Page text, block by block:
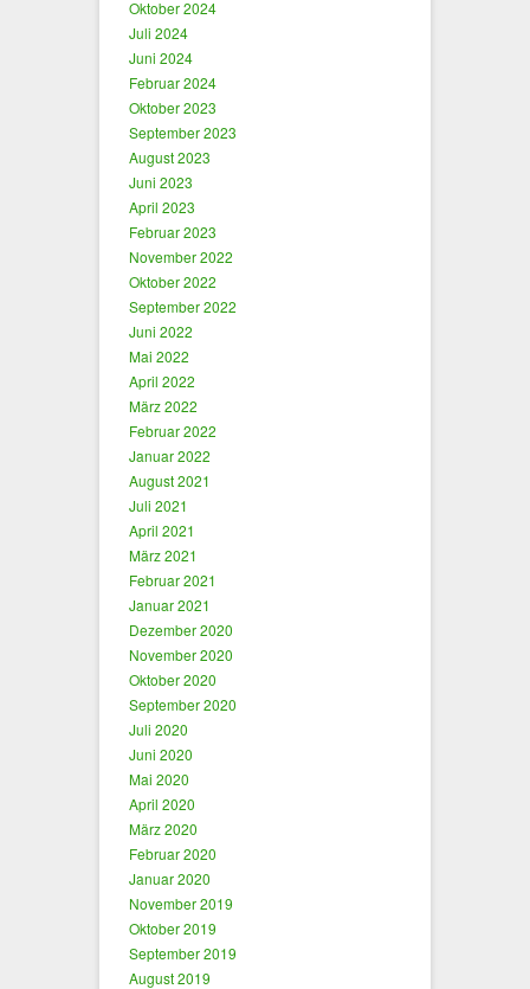
Oktober 2024
Juli 2024
Juni 2024
Februar 2024
Oktober 2023
September 2023
August 2023
Juni 2023
April 2023
Februar 2023
November 2022
Oktober 2022
September 2022
Juni 2022
Mai 2022
April 2022
März 2022
Februar 2022
Januar 2022
August 2021
Juli 2021
April 2021
März 2021
Februar 2021
Januar 2021
Dezember 2020
November 2020
Oktober 2020
September 2020
Juli 2020
Juni 2020
Mai 2020
April 2020
März 2020
Februar 2020
Januar 2020
November 2019
Oktober 2019
September 2019
August 2019